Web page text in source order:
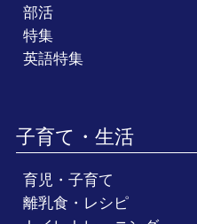
部活
特集
英語特集
子育て・生活
育児・子育て
離乳食・レシピ